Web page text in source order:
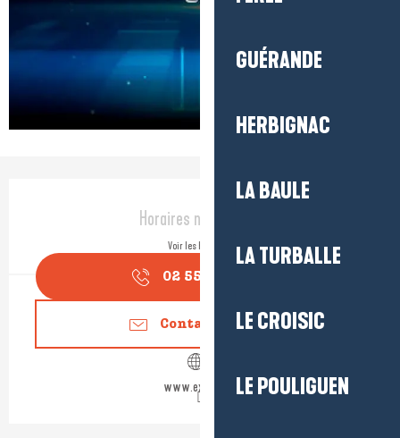
GUÉRANDE
HERBIGNAC
LA BAULE
LA TURBALLE
LE CROISIC
LE POULIGUEN
Ouverture et coordonnées
Horaires non définis
Voir les horaires
02 55 99 20
Contactez-nous
www.exitime.fr